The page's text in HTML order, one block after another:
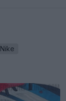
Nike